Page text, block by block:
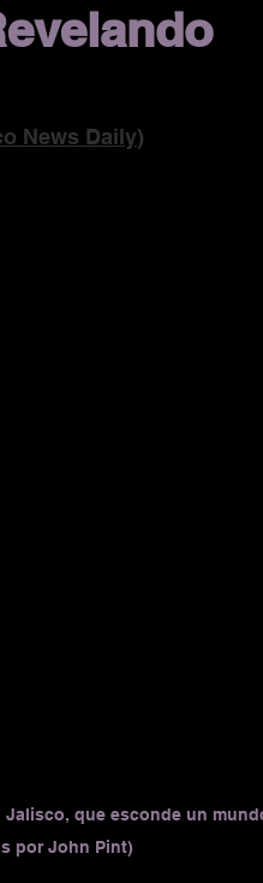
News Daily)
Jalisco, que esconde un
por John Pint)